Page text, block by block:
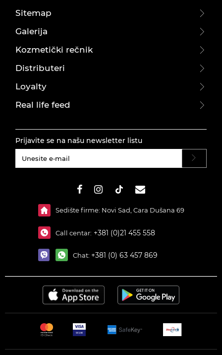
Sitemap
Galerija
Kozmetički rečnik
Distributeri
Loyalty
Real life feed
Prijavite se na našu newsletter listu
Sedište firme: Novi Sad, Cara Dušana 69
Call centar: +381 (0)21 455 558
Chat: +381 (0) 63 457 869